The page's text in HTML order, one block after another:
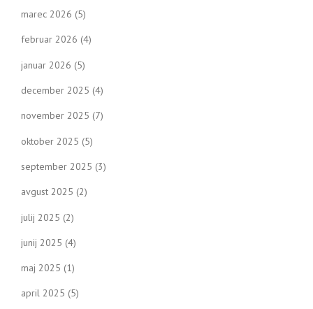
marec 2026 (5)
februar 2026 (4)
januar 2026 (5)
december 2025 (4)
november 2025 (7)
oktober 2025 (5)
september 2025 (3)
avgust 2025 (2)
julij 2025 (2)
junij 2025 (4)
maj 2025 (1)
april 2025 (5)